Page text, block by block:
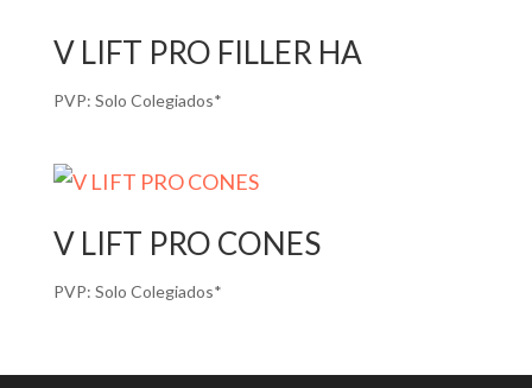
V LIFT PRO FILLER HA
PVP: Solo Colegiados*
V LIFT PRO CONES
PVP: Solo Colegiados*